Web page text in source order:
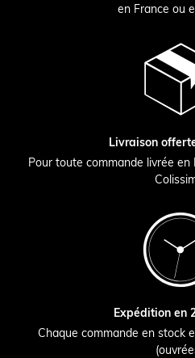
en France ou
Livraison
Pour toute commande livrée
Expédition en
Chaque commande en stock